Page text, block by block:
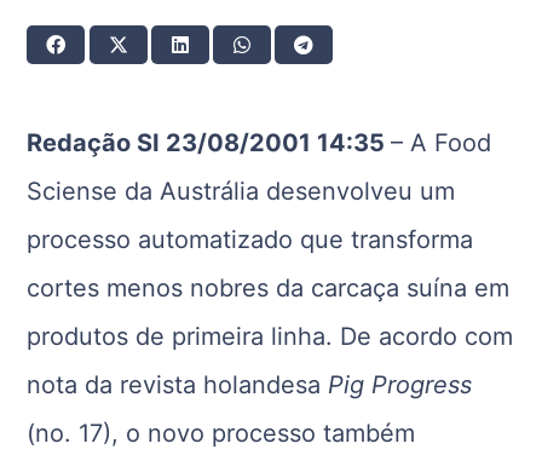
Redação SI 23/08/2001 14:35– A Food
Sciense da Austrália desenvolveu um
processo automatizado que transforma
cortes menos nobres da carcaça suína em
produtos de primeira linha. De acordo com
nota da revista holandesa Pig Progress
(no. 17), o novo processo também